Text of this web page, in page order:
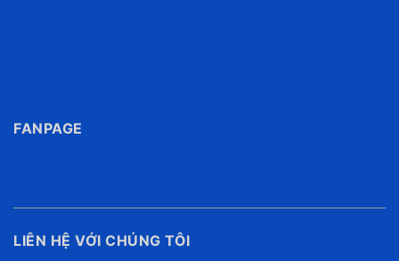
FANPAGE
LIÊN HỆ VỚI CHÚNG TÔI